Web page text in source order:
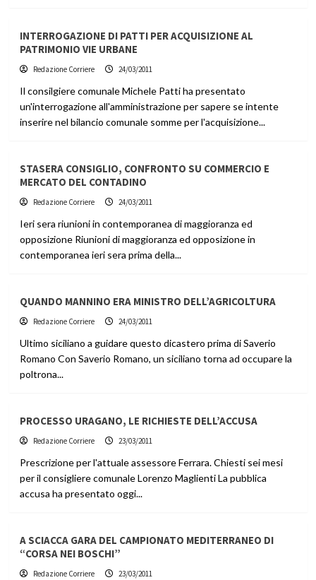
INTERROGAZIONE DI PATTI PER ACQUISIZIONE AL
PATRIMONIO VIE URBANE
Redazione Corriere 24/03/2011
Il consilgiere comunale Michele Patti ha presentato
un'interrogazione all'amministrazione per sapere se intente
inserire nel bilancio comunale somme per l'acquisizione...
STASERA CONSIGLIO, CONFRONTO SU COMMERCIO E
MERCATO DEL CONTADINO
Redazione Corriere 24/03/2011
Ieri sera riunioni in contemporanea di maggioranza ed
opposizione Riunioni di maggioranza ed opposizione in
contemporanea ieri sera prima della...
QUANDO MANNINO ERA MINISTRO DELL’AGRICOLTURA
Redazione Corriere 24/03/2011
Ultimo siciliano a guidare questo dicastero prima di Saverio
Romano Con Saverio Romano, un siciliano torna ad occupare la
poltrona...
PROCESSO URAGANO, LE RICHIESTE DELL’ACCUSA
Redazione Corriere 23/03/2011
Prescrizione per l'attuale assessore Ferrara. Chiesti sei mesi
per il consigliere comunale Lorenzo Maglienti La pubblica
accusa ha presentato oggi...
A SCIACCA GARA DEL CAMPIONATO MEDITERRANEO DI
“CORSA NEI BOSCHI”
Redazione Corriere 23/03/2011